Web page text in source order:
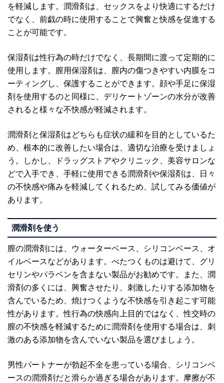
を軽減します。潤滑剤は、セックスをより快適にするだけ
でなく、前戯の時に使用することで興奮と快感を促進する
ことが可能です。
保湿剤は性行為の時だけでなく、長期間に渡って定期的に
使用します。膣用保湿剤は、膣内の傷つきやすい内膜をコ
ーティングし、保護することができます。顔や手足に保湿
剤を使用するのと同様に、デリケートゾーンの水分が改善
されると様々な不快感が軽減されます。
潤滑剤と保湿剤はどちらも症状の緩和を目的としているた
め、根本的に改善したい場合は、適切な治療を受けましょ
う。しかし、ドラッグストアやクリニック、美容サロンな
どで入手でき、手軽に使用できる潤滑剤や保湿剤は、日々
の不快感や痛みを軽減してくれるため、試してみる価値が
あります。
潤滑剤を使う
膣の潤滑剤には、ウォーターベース、シリコンベース、オ
イルベースなどがあります。べたつくものは避けて、グリ
セリンやパラベンを含まない製品がお勧めです。また、潤
滑剤の多くには、興奮させたり、刺激したりする添加物を
含んでいるため、焼けつくような不快感を引き起こす可能
性があります。性行為の快感向上目的ではなく、性交時の
膣の不快感を軽減するために潤滑剤を使用する場合は、刺
激のある添加物を含んでいない製品を選びましょう。
男性パートナーが勃起不全を患っている場合、シリコンベ
ースの潤滑剤だと滑らか過ぎる場合があります。摩擦が不